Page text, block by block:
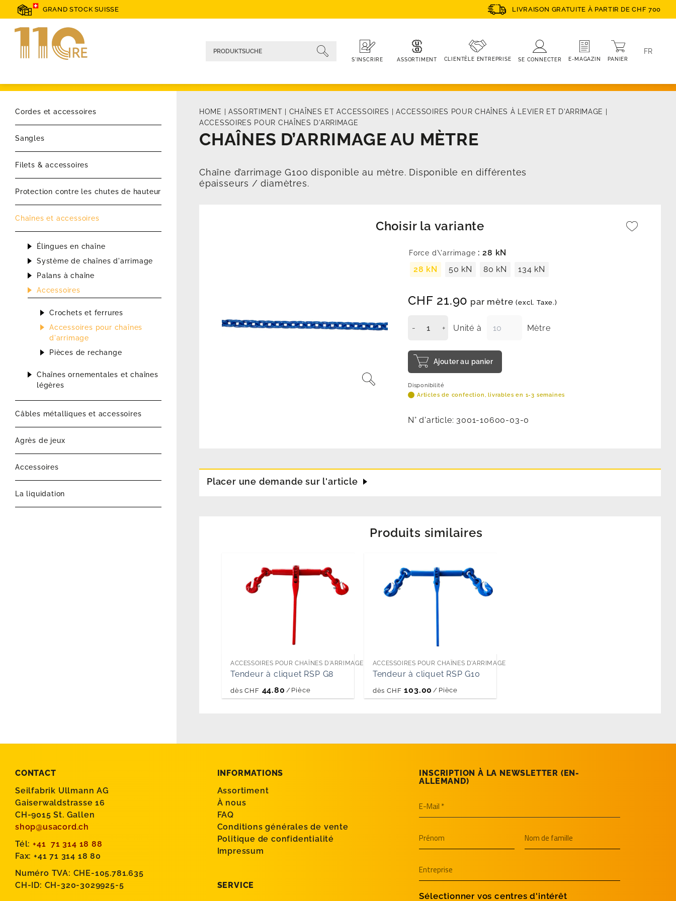
GRAND STOCK SUISSE LIVRAISON GRATUITE À PARTIR DE CHF 700
S'INSCRIRE ASSORTIMENT CLIENTÈLE ENTREPRISE SE CONNECTER E-MAGAZIN PANIER
FR
Cordes et accessoires
Sangles
Filets & accessoires
Protection contre les chutes de hauteur
Chaînes et accessoires
Élingues en chaîne
Système de chaînes d'arrimage
Palans à chaîne
Accessoires
Crochets et ferrures
Accessoires pour chaînes
d'arrimage
Pièces de rechange
Chaînes ornementales et chaînes
légères
Câbles métalliques et accessoires
Agrès de jeux
Accessoires
La liquidation
HOME ASSORTIMENT CHAÎNES ET ACCESSOIRES |ACCESSOIRES POUR CHAÎNES À LEVIER ET D'ARRIMAGE
ACCESSOIRES POUR CHAÎNES D'ARRIMAGE
CHAÎNES D’ARRIMAGE AU MÈTRE
Chaîne d’arrimage G100 disponible au mètre. Disponible en différentes
épaisseurs / diamètres.
Choisir la variante
Force d\'arrimage : 28 kN
28 kN
50 kN 80 kN 134 kN
CHF 21.90 par mètre (excl. Taxe.)
Unité à Mètre
Ajouter au panier
Disponibilité
Articles de confection, livrables en 1-3 semaines
N° d'article: 3001-10600-03-0
Placer une demande sur l'article
Produits similaires
ACCESSOIRES POUR CHAÎNES D'ARRIMAGE
Tendeur à cliquet RSP G8
dès CHF 44.80 / Pièce
ACCESSOIRES POUR CHAÎNES D'ARRIMAGE
Tendeur à cliquet RSP G10
dès CHF 103.00 / Pièce
CONTACT
Seilfabrik Ullmann AG
Gaiserwaldstrasse 16
CH-9015 St. Gallen
shop@usacord.ch
Tél: +41 71 314 18 88
Fax: +41 71 314 18 80
Numéro TVA: CHE-105.781.635
CH-ID: CH-320-3029925-5
INFORMATIONS
Assortiment
À nous
FAQ
Conditions générales de vente
Politique de confidentialité
Impressum
SERVICE
INSCRIPTION À LA NEWSLETTER (EN­
ALLEMAND)
Sélectionner vos centres d'intérêt